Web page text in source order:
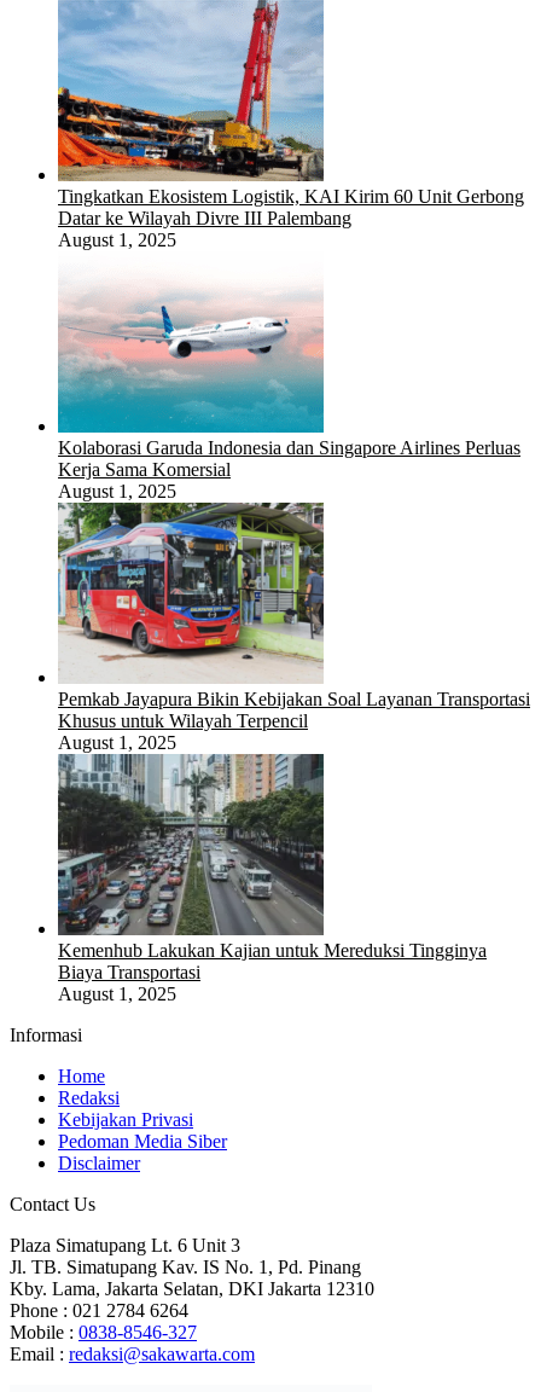
Tingkatkan Ekosistem Logistik, KAI Kirim 60 Unit Gerbong
Datar ke Wilayah Divre III Palembang
August 1, 2025
Kolaborasi Garuda Indonesia dan Singapore Airlines Perluas
Kerja Sama Komersial
August 1, 2025
Pemkab Jayapura Bikin Kebijakan Soal Layanan Transportasi
Khusus untuk Wilayah Terpencil
August 1, 2025
Kemenhub Lakukan Kajian untuk Mereduksi Tingginya
Biaya Transportasi
August 1, 2025
Informasi
Home
Redaksi
Kebijakan Privasi
Pedoman Media Siber
Disclaimer
Contact Us
Plaza Simatupang Lt. 6 Unit 3
Jl. TB. Simatupang Kav. IS No. 1, Pd. Pinang
Kby. Lama, Jakarta Selatan, DKI Jakarta 12310
Phone : 021 2784 6264
Mobile : 0838-8546-327
Email : redaksi@sakawarta.com